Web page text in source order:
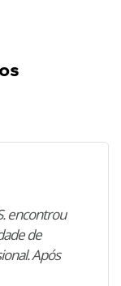
encontrou
de
Após